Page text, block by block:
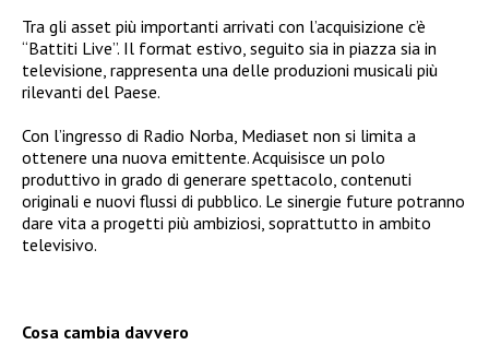
Tra gli asset più importanti arrivati con l’acquisizione c’è
“Battiti Live”. Il format estivo, seguito sia in piazza sia in
televisione, rappresenta una delle produzioni musicali più
rilevanti del Paese.
Con l’ingresso di Radio Norba, Mediaset non si limita a
ottenere una nuova emittente. Acquisisce un polo
produttivo in grado di generare spettacolo, contenuti
originali e nuovi flussi di pubblico. Le sinergie future potranno
dare vita a progetti più ambiziosi, soprattutto in ambito
televisivo.
Cosa cambia davvero